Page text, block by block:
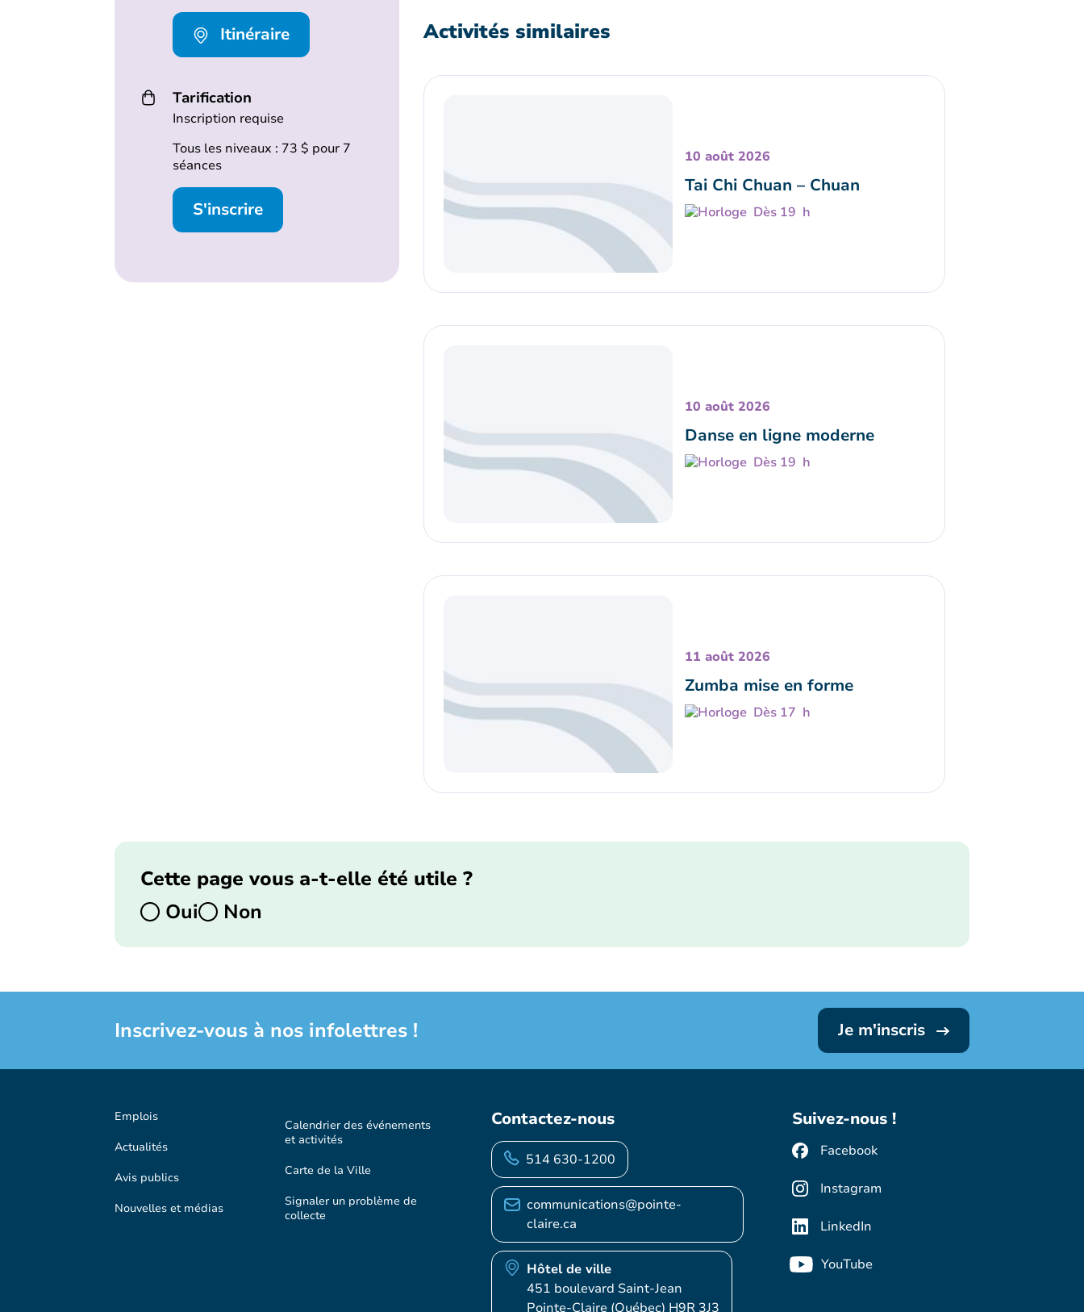
Itinéraire
Tarification
Inscription requise
Tous les niveaux : 73 $ pour 7
séances
S'inscrire
Activités similaires
10 août 2026
Tai Chi Chuan – Chuan
Dès 19 h
10 août 2026
Danse en ligne moderne
Dès 19 h
11 août 2026
Zumba mise en forme
Dès 17 h
Cette page vous a-t-elle été utile ?
Oui
Non
Inscrivez-vous à nos infolettres ! Je m'inscris
Emplois
Actualités
Avis publics
Nouvelles et médias
Calendrier des événements
et activités
Carte de la Ville
Signaler un problème de
collecte
Contactez-nous
514 630-1200
communications@pointe-
claire.ca
Hôtel de ville
451 boulevard Saint-Jean
Pointe-Claire (Québec) H9R 3J3
Suivez-nous !
Facebook
Instagram
LinkedIn
YouTube